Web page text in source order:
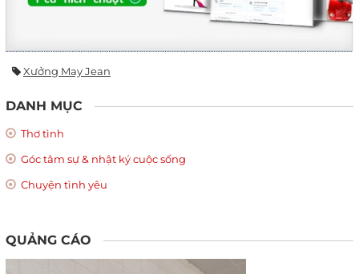
Xưởng May Jean
DANH MỤC
Thơ tình
Góc tâm sự & nhật ký cuộc sống
Chuyện tình yêu
QUẢNG CÁO